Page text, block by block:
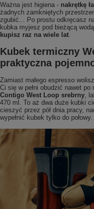
Ważna jest higiena - nakrętkę
żadnych zamkniętych
zgubić... Po prostu odkręcasz
kubka myjesz pod bieżącą
kupisz raz na wiele lat
Kubek termiczny
praktyczna
Zamiast małego espresso
Ci się w pełni obudzić nawet
Contigo West Loop srebrny ,
470 ml. To aż dwa duże kubki
cieszyć przez pół dnia pracy,
wypełnić kubek tylko do